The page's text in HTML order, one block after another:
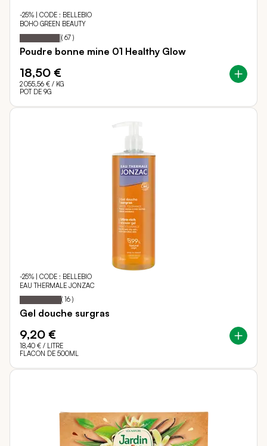
-25% | CODE : BELLEBIO
BOHO GREEN BEAUTY
Notation: 95
% of
( 67 )
Poudre bonne mine 01 Healthy Glow
18,50 €
2 055,56 € / KG
POT DE 9G
-25% | CODE : BELLEBIO
EAU THERMALE JONZAC
Notation: 100
% of
( 16 )
Gel douche surgras
9,20 €
18,40 € / LITRE
FLACON DE 500ML